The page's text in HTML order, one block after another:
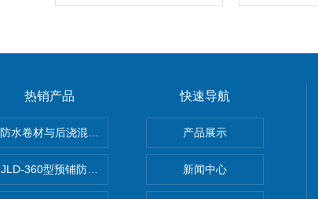
热销产品
防水卷材与后浇混凝土剥离强度试验夹具
JLD-360型预铺防水卷材抗冲击性能试验仪
快速导航
产品展示
新闻中心